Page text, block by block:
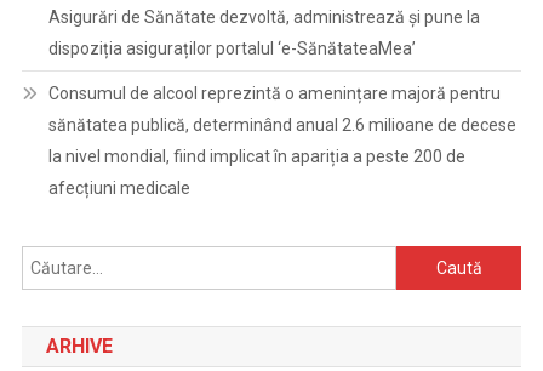
Asigurări de Sănătate dezvoltă, administrează și pune la
dispoziția asiguraților portalul ‘e-SănătateaMea’
Consumul de alcool reprezintă o amenințare majoră pentru
sănătatea publică, determinând anual 2.6 milioane de decese
la nivel mondial, fiind implicat în apariția a peste 200 de
afecțiuni medicale
Caută
după:
ARHIVE